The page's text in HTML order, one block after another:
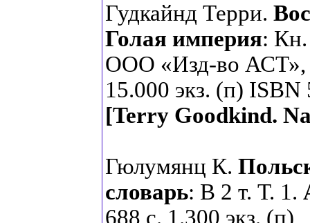
Гудкайнд Терри.
Голая империя:
ООО «Изд-во АСТ»,
15.000 экз. (п)
[Terry Goodkind.
Гюлумянц К.
словарь: В 2 т. Т. 1.
688 с. 1.300 экз. (п)